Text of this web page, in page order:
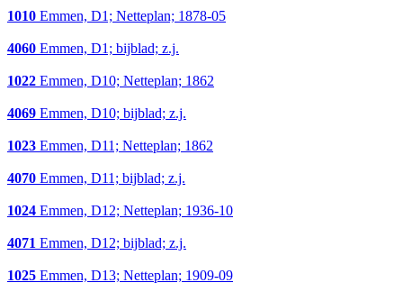
1010 Emmen, D1; Netteplan; 1878-05
4060 Emmen, D1; bijblad; z.j.
1022 Emmen, D10; Netteplan; 1862
4069 Emmen, D10; bijblad; z.j.
1023 Emmen, D11; Netteplan; 1862
4070 Emmen, D11; bijblad; z.j.
1024 Emmen, D12; Netteplan; 1936-10
4071 Emmen, D12; bijblad; z.j.
1025 Emmen, D13; Netteplan; 1909-09